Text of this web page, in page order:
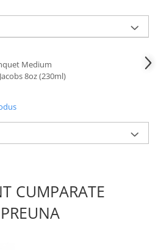
Medium
8oz (230ml)
CUMPARATE